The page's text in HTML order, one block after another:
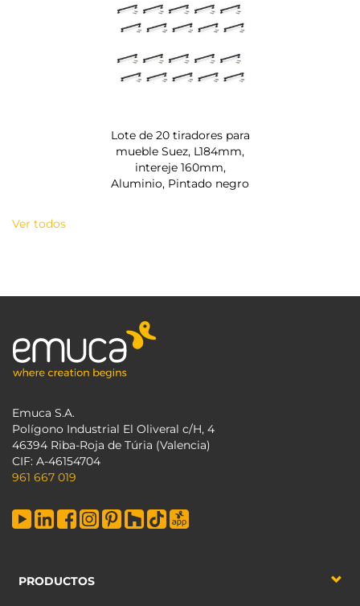
Lote de 20 tiradores para
mueble Suez, L184mm,
intereje 160mm,
Aluminio, Pintado negro
Ver todos
Emuca S.A.
Polígono Industrial El Oliveral c/H, 4
46394 Riba-Roja de Túria (Valencia)
CIF: A-46154704
961 667 019
PRODUCTOS